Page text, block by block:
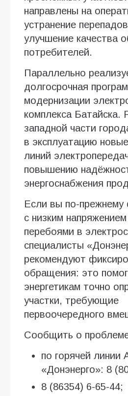
направлены на
устранение
улучшение качества
потребителей.
Параллельно
долгосрочная
модернизации
комплекса Батайска.
западной части
в эксплуатацию
линий
повышению
энергоснабжения
Если вы по-прежнему
с низким
перебоями в
специалисты
рекомендуют
обращения: это
энергетикам точно
участки, требующие
первоочередного
Сообщить о
по горячей линии
«Донэнерго»: 8
8 (86354) 6-65-44;